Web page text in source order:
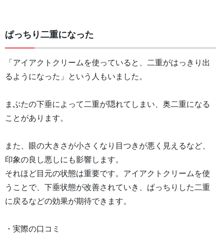
ぱっちり二重になった
「アイアクトクリームを使っていると、二重がはっきり出
るようになった」という人もいました。
まぶたの下垂によって二重が隠れてしまい、奥二重になる
ことがあります。
また、眼の大きさが小さくなり目つきが悪く見えるなど、
印象の良し悪しにも影響します。
それほど目元の状態は重要です。アイアクトクリームを使
うことで、下垂状態が改善されていき、ぱっちりした二重
に戻るなどの効果が期待できます。
・実際の口コミ